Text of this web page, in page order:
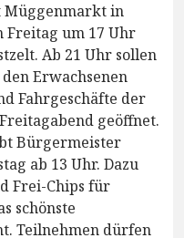
Müggenmarkt in
Freitag um 17 Uhr
Ab 21 Uhr sollen
Erwachsenen
Fahrgeschäfte der
geöffnet.
Bürgermeister
ab 13 Uhr. Dazu
Frei-Chips für
schönste
Teilnehmen dürfen